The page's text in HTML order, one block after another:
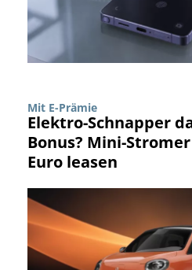
Mit E-Prämie
Elektro-Schnapper
Bonus? Mini-
Euro leasen